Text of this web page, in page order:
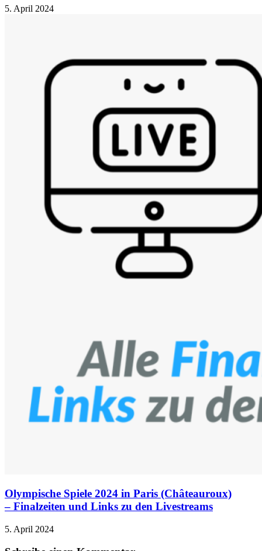
5. April 2024
Olympische Spiele 2024 in Paris (Châteauroux)
– Finalzeiten und Links zu den Livestreams
5. April 2024